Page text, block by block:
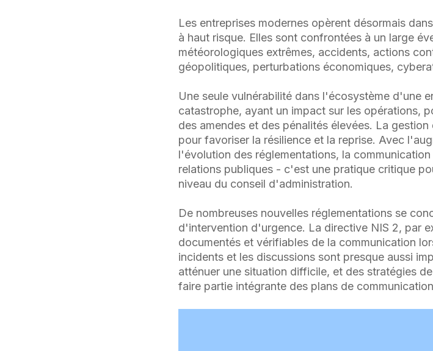
Les entreprises modernes opèrent désormais
à haut risque. Elles sont confrontées à un large
météorologiques extrêmes, accidents, actions
géopolitiques, perturbations économiques,
Une seule vulnérabilité dans l'écosystème d'une
catastrophe, ayant un impact sur les opérations,
des amendes et des pénalités élevées. La
pour favoriser la résilience et la reprise. Avec
l'évolution des réglementations, la
relations publiques - c'est une pratique critique
niveau du conseil d'administration.
De nombreuses nouvelles réglementations se
d'intervention d'urgence. La directive NIS 2, par
documentés et vérifiables de la communication
incidents et les discussions sont presque aussi
atténuer une situation difficile, et des stratégies
faire partie intégrante des plans de